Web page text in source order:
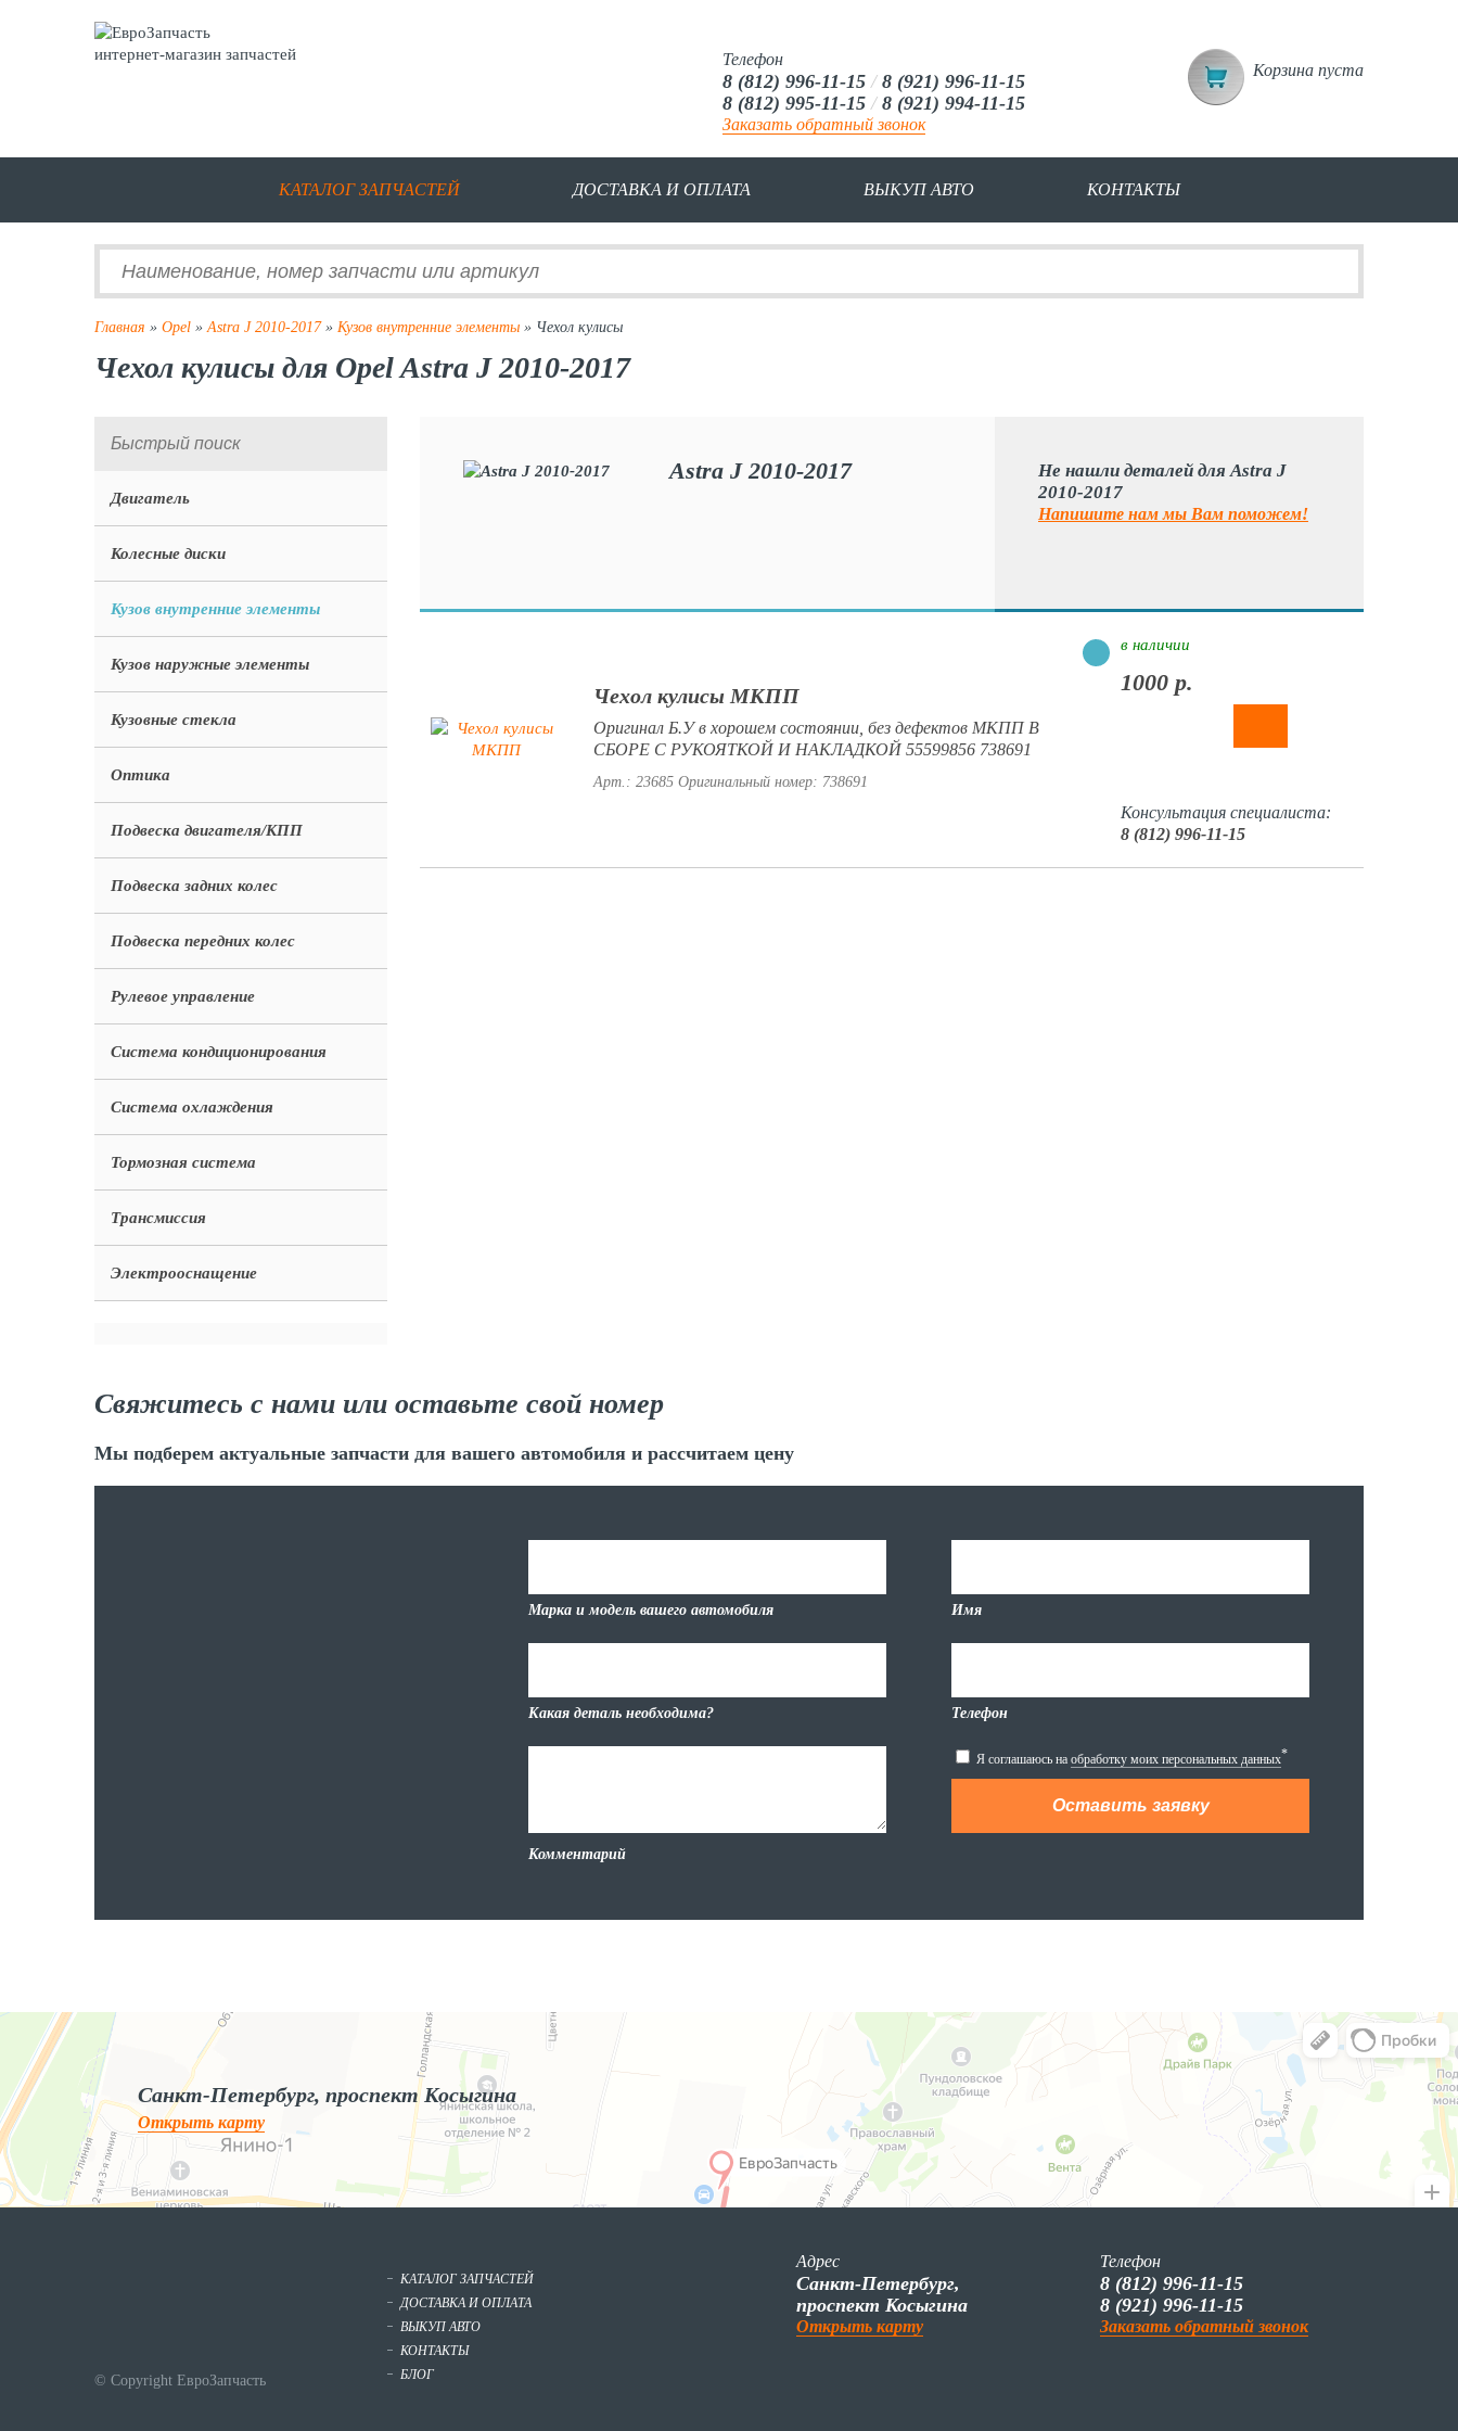
интернет-магазин запчастей
Корзина пуста
Телефон
8 (812) 996-11-15 / 8 (921) 996-11-15
8 (812) 995-11-15 / 8 (921) 994-11-15
Заказать обратный звонок
КАТАЛОГ ЗАПЧАСТЕЙ ДОСТАВКА И ОПЛАТА ВЫКУП АВТО КОНТАКТЫ
Главная » Opel »Astra J 2010-2017» Кузов внутренние элементы » Чехол кулисы
Чехол кулисы для Opel Astra J 2010-2017
Двигатель
Колесные диски
Кузов внутренние элементы
Кузов наружные элементы
Кузовные стекла
Оптика
Подвеска двигателя/КПП
Подвеска задних колес
Подвеска передних колес
Рулевое управление
Система кондиционирования
Система охлаждения
Тормозная система
Трансмиссия
Электрооснащение
Astra J 2010-2017
Не нашли деталей для Astra J
2010-2017
Напишите нам мы Вам поможем!
Чехол кулисы МКПП
Оригинал Б.У в хорошем состоянии, без дефектов МКПП В
СБОРЕ С РУКОЯТКОЙ И НАКЛАДКОЙ 55599856 738691
Арт.: 23685 Оригинальный номер: 738691
в наличии
1000 р.
Консультация специалиста:
8 (812) 996-11-15
Свяжитесь с нами или оставьте свой номер
Мы подберем актуальные запчасти для вашего автомобиля и рассчитаем цену
Марка и модель вашего автомобиля
Какая деталь необходима?
Комментарий
Имя
Телефон
Я соглашаюсь на обработку моих персональных данных*
Яндекс.Карты
Яндекс.Карты — поиск мест и адресов, городской транспорт
Санкт-Петербург, проспект Косыгина
Открыть карту
© Copyright ЕвроЗапчасть
КАТАЛОГ ЗАПЧАСТЕЙ
ДОСТАВКА И ОПЛАТА
ВЫКУП АВТО
КОНТАКТЫ
БЛОГ
Телефон
8 (812) 996-11-15
8 (921) 996-11-15
Заказать обратный звонок
Адрес
Санкт-Петербург,
проспект Косыгина
Открыть карту